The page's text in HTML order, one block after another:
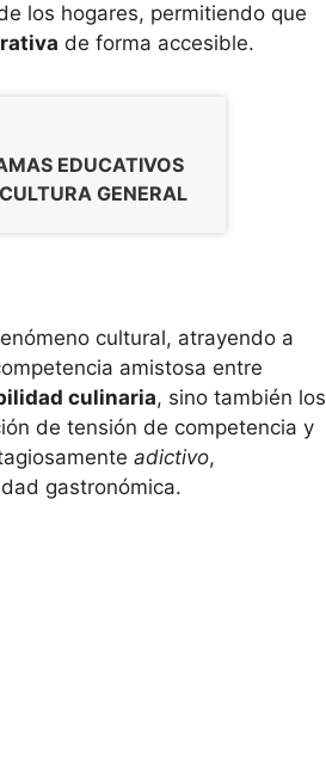
los hogares, permitiendo que
de forma accesible.
EDUCATIVOS
GENERAL
cultural, atrayendo a
amistosa entre
culinaria, sino también los
de tensión de competencia y
adictivo,
gastronómica.